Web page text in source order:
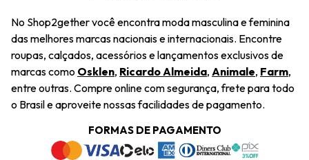
Saiu na Mídia
Sustentabilidade
Navegando
Termos e Condições
Regulamento e Promoções
Wishlist
Troca Fácil
Restituição de Pagamento
Dúvidas Frequentes
Termos e Condições
No Shop2gether você encontra moda masculina e feminina
das melhores marcas nacionais e internacionais. Encontre
roupas, calçados, acessórios e lançamentos exclusivos de
marcas como Osklen, Ricardo Almeida, Animale, Farm,
entre outras. Compre online com segurança, frete para todo
o Brasil e aproveite nossas facilidades de pagamento.
FORMAS DE PAGAMENTO